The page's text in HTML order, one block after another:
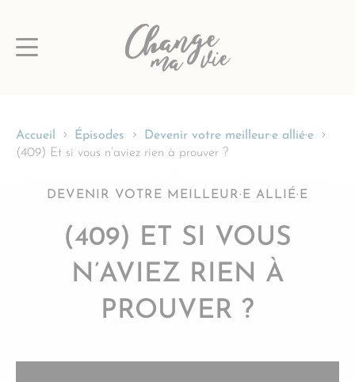
au
Accueil Épisodes
Devenir votre meilleur·e allié·e
(409) Et si vous n’aviez rien à prouver ?
DEVENIR VOTRE MEILLEUR·E ALLIÉ·E
(409) ET SI VOUS
N’AVIEZ RIEN À
PROUVER ?